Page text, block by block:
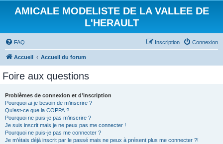
AMICALE MODELISTE DE LA VALLEE DE
L'HERAULT
FAQ Connexion
Inscription
Accueil Accueil du forum
Foire aux questions
Problèmes de connexion et d’inscription
Pourquoi ai-je besoin de m’inscrire ?
Qu’est-ce que la COPPA ?
Pourquoi ne puis-je pas m’inscrire ?
Je suis inscrit mais je ne peux pas me connecter !
Pourquoi ne puis-je pas me connecter ?
Je m’étais déjà inscrit par le passé mais ne peux à présent plus me connecter ?!